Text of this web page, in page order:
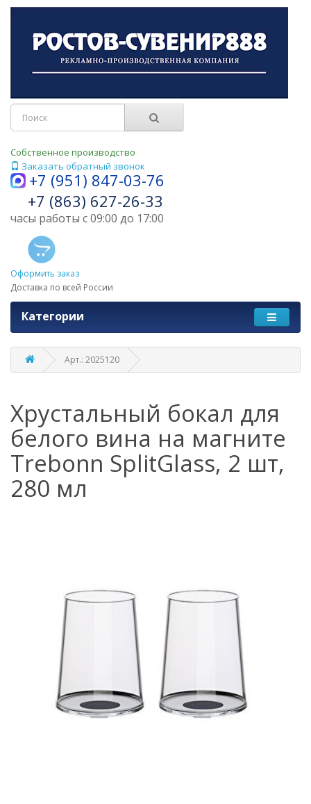
Собственное производство
Заказать обратный звонок
+7 (951) 847-03-76
+7 (863) 627-26-33
часы работы с 09:00 до 17:00
Оформить заказ
Доставка по всей России
Категории
Арт.: 2025120
Хрустальный бокал для
белого вина на магните
Trebonn SplitGlass, 2 шт,
280 мл